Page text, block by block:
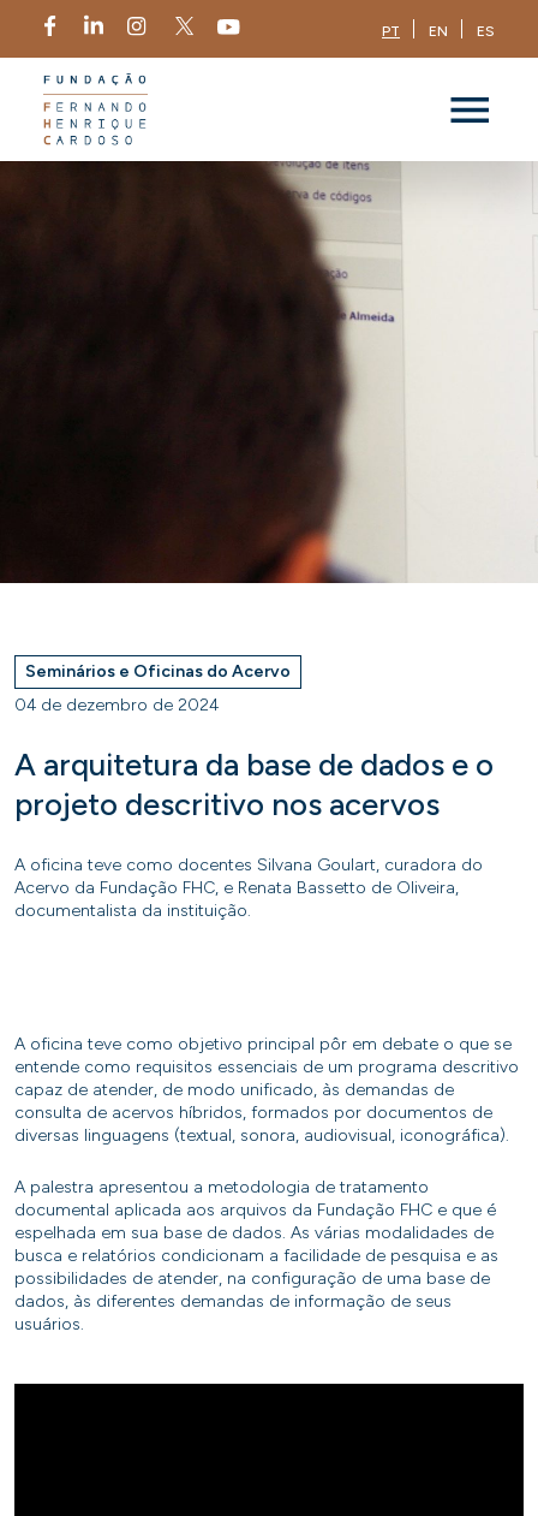
PT EN ES
Seminários e Oficinas do Acervo
04 de dezembro de 2024
A arquitetura da base de dados e o
projeto descritivo nos acervos
A oficina teve como docentes Silvana Goulart, curadora do
Acervo da Fundação FHC, e Renata Bassetto de Oliveira,
documentalista da instituição.
A oficina teve como objetivo principal pôr em debate o que se
entende como requisitos essenciais de um programa descritivo
capaz de atender, de modo unificado, às demandas de
consulta de acervos híbridos, formados por documentos de
diversas linguagens (textual, sonora, audiovisual, iconográfica).
A palestra apresentou a metodologia de tratamento
documental aplicada aos arquivos da Fundação FHC e que é
espelhada em sua base de dados. As várias modalidades de
busca e relatórios condicionam a facilidade de pesquisa e as
possibilidades de atender, na configuração de uma base de
dados, às diferentes demandas de informação de seus
usuários.